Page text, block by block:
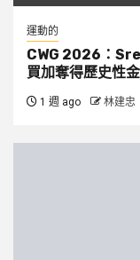
運動的
CWG 2026：
買加奪得歷史性
1 週 ago 林建忠